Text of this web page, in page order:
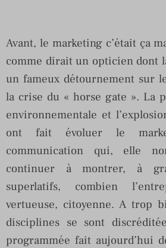
Avant, le marketing c’était ça
comme dirait un opticien dont
un fameux détournement sur
la crise du « horse gate ». La
environnementale et
ont fait évoluer le
communication qui, elle
continuer à montrer, à
superlatifs, combien
vertueuse, citoyenne. A trop
disciplines se sont
programmée fait aujourd’hui